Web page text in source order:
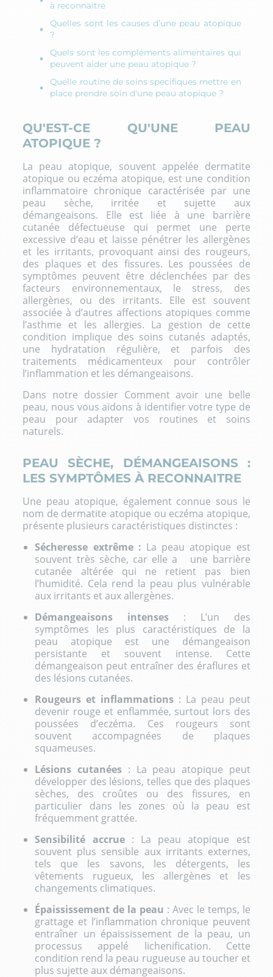
à reconnaitre
Quelles sont les causes d’une peau atopique
?
Quels sont les compléments alimentaires qui
peuvent aider une peau atopique ?
Quelle routine de soins specifiques mettre en
place prendre soin d'une peau atopique ?
QU'EST-CE QU'UNE PEAU
ATOPIQUE ?
La peau atopique, souvent appelée dermatite
atopique ou eczéma atopique, est une condition
inflammatoire chronique caractérisée par une
peau sèche, irritée et sujette aux
démangeaisons. Elle est liée à une barrière
cutanée défectueuse qui permet une perte
excessive d’eau et laisse pénétrer les allergènes
et les irritants, provoquant ainsi des rougeurs,
des plaques et des fissures. Les poussées de
symptômes peuvent être déclenchées par des
facteurs environnementaux, le stress, des
allergènes, ou des irritants. Elle est souvent
associée à d’autres affections atopiques comme
l’asthme et les allergies. La gestion de cette
condition implique des soins cutanés adaptés,
une hydratation régulière, et parfois des
traitements médicamenteux pour contrôler
l’inflammation et les démangeaisons.
Dans notre dossier Comment avoir une belle
peau, nous vous aidons à identifier votre type de
peau pour adapter vos routines et soins
naturels.
PEAU SÈCHE, DÉMANGEAISONS :
LES SYMPTÔMES À RECONNAITRE
Une peau atopique, également connue sous le
nom de dermatite atopique ou eczéma atopique,
présente plusieurs caractéristiques distinctes :
Sécheresse extrême : La peau atopique est
souvent très sèche, car elle a une barrière
cutanée altérée qui ne retient pas bien
l’humidité. Cela rend la peau plus vulnérable
aux irritants et aux allergènes.
Démangeaisons intenses : L’un des
symptômes les plus caractéristiques de la
peau atopique est une démangeaison
persistante et souvent intense. Cette
démangeaison peut entraîner des éraflures et
des lésions cutanées.
Rougeurs et inflammations : La peau peut
devenir rouge et enflammée, surtout lors des
poussées d’eczéma. Ces rougeurs sont
souvent accompagnées de plaques
squameuses.
Lésions cutanées : La peau atopique peut
développer des lésions, telles que des plaques
sèches, des croûtes ou des fissures, en
particulier dans les zones où la peau est
fréquemment grattée.
Sensibilité accrue: La peau atopique est
souvent plus sensible aux irritants externes,
tels que les savons, les détergents, les
vêtements rugueux, les allergènes et les
changements climatiques.
Épaississement de la peau : Avec le temps, le
grattage et l’inflammation chronique peuvent
entraîner un épaississement de la peau, un
processus appelé lichenification. Cette
condition rend la peau rugueuse au toucher et
plus sujette aux démangeaisons.